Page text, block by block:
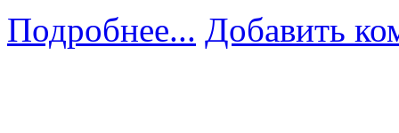
Подробнее... Добавить